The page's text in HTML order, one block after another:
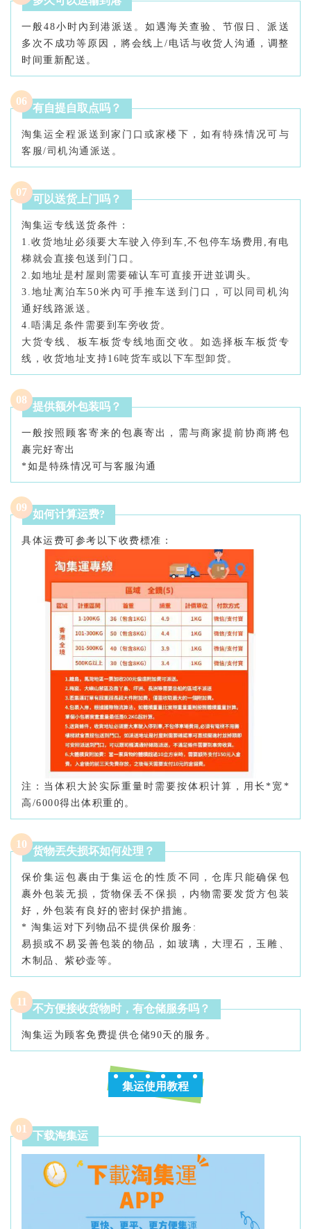
一般48小时內到港派送。如遇海关查验、节假日、派送
多次不成功等原因，將会线上/电话与收货人沟通，调整
时间重新配送。
06
有自提自取点吗？
淘集运全程派送到家门口或家楼下，如有特殊情况可与
客服/司机沟通派送。
07
可以送货上门吗？
淘集运专线送货条件：
1.收货地址必须要大车驶入停到车,不包停车场费用,有电
梯就会直接包送到门口。
2.如地址是村屋则需要確认车可直接开进並调头。
3.地址离泊车50米內可手推车送到门口，可以同司机沟
通好线路派送。
4.唔满足条件需要到车旁收货。
大货专线、板车板货专线地面交收。如选择板车板货专
线，收货地址支持16吨货车或以下车型卸货。
08
提供额外包装吗？
一般按照顾客寄来的包裹寄出，需与商家提前协商將包
裹完好寄出
*如是特殊情况可与客服沟通
09
如何计算运费?
具体运费可参考以下收费標准：
注：当体积大於实际重量时需要按体积计算，用长*宽*
高/6000得出体积重的。
10
货物丟失损坏如何处理？
保价集运包裹由于集运仓的性质不同，仓库只能确保包
裹外包装无损，货物保丢不保损，内物需要发货方包装
好，外包装有良好的密封保护措施。
* 淘集运对下列物品不提供保价服务:
易损或不易妥善包装的物品，如玻璃，大理石，玉雕、
木制品、紫砂壶等。
11
不方便接收货物时，有仓储服务吗？
淘集运为顾客免费提供仓储90天的服务。
集运使用教程
01
下载淘集运